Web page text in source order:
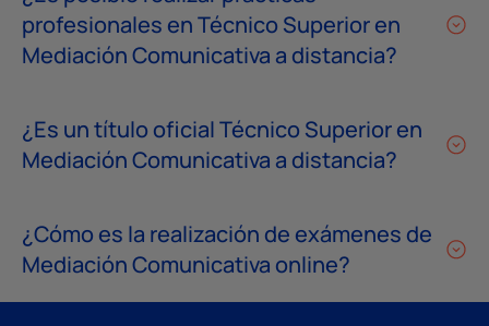
profesionales en Técnico Superior en
Mediación Comunicativa a distancia?
¿Es un título oficial Técnico Superior en
Mediación Comunicativa a distancia?
¿Cómo es la realización de exámenes de
Mediación Comunicativa online?